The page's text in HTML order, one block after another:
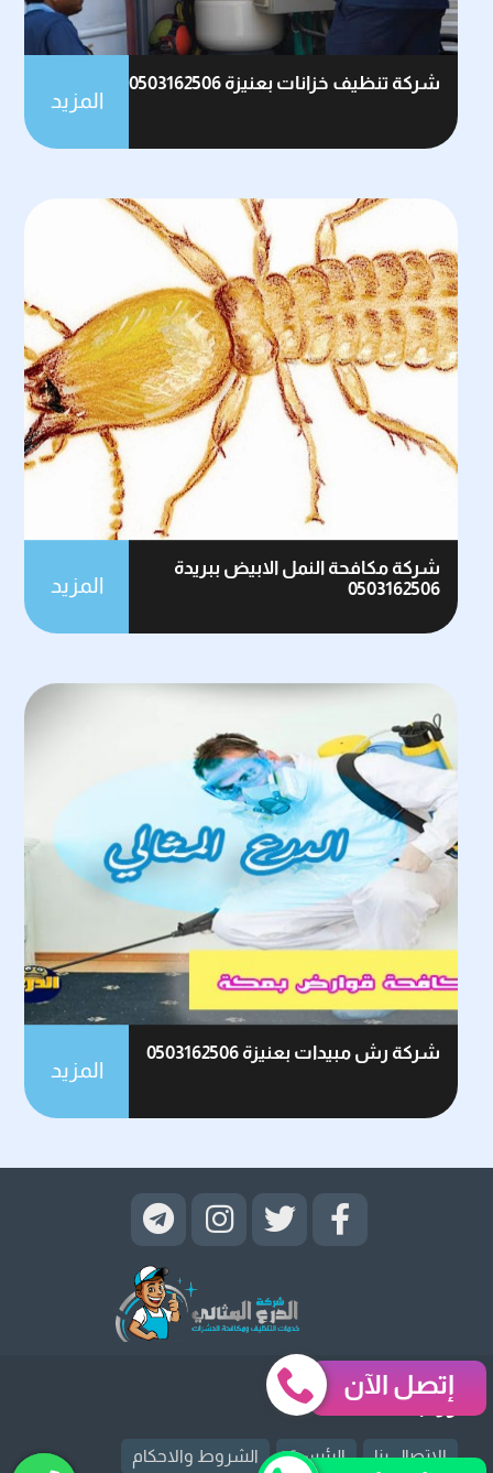
شركة تنظيف خزانات بعنيزة 0503162506
المزيد
شركة مكافحة النمل الابيض ببريدة
0503162506
المزيد
شركة رش مبيدات بعنيزة 0503162506
المزيد
روابط قد تهمك
الإتصال بنا الرئيسية الشروط والاحكام
إتصل الآن